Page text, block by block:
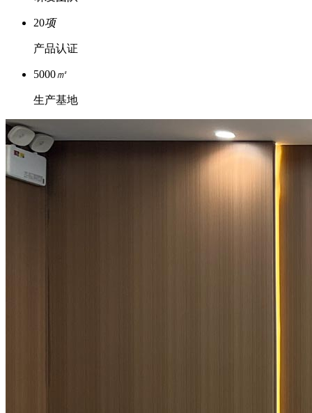
20项
产品认证
5000㎡
生产基地